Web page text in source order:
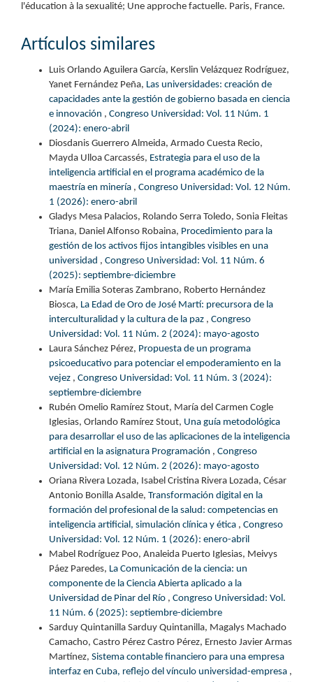
l'éducation à la sexualité; Une approche factuelle. Paris, France.
Artículos similares
Luis Orlando Aguilera García, Kerslin Velázquez Rodríguez,
Yanet Fernández Peña, Las universidades: creación de
capacidades ante la gestión de gobierno basada en ciencia
e innovación , Congreso Universidad: Vol. 11 Núm. 1
(2024): enero-abril
Diosdanis Guerrero Almeida, Armado Cuesta Recio,
Mayda Ulloa Carcassés, Estrategia para el uso de la
inteligencia artificial en el programa académico de la
maestría en minería , Congreso Universidad: Vol. 12 Núm.
1 (2026): enero-abril
Gladys Mesa Palacios, Rolando Serra Toledo, Sonia Fleitas
Triana, Daniel Alfonso Robaina, Procedimiento para la
gestión de los activos fijos intangibles visibles en una
universidad , Congreso Universidad: Vol. 11 Núm. 6
(2025): septiembre-diciembre
María Emilia Soteras Zambrano, Roberto Hernández
Biosca, La Edad de Oro de José Martí: precursora de la
interculturalidad y la cultura de la paz , Congreso
Universidad: Vol. 11 Núm. 2 (2024): mayo-agosto
Laura Sánchez Pérez, Propuesta de un programa
psicoeducativo para potenciar el empoderamiento en la
vejez , Congreso Universidad: Vol. 11 Núm. 3 (2024):
septiembre-diciembre
Rubén Omelio Ramírez Stout, María del Carmen Cogle
Iglesias, Orlando Ramírez Stout, Una guía metodológica
para desarrollar el uso de las aplicaciones de la inteligencia
artificial en la asignatura Programación , Congreso
Universidad: Vol. 12 Núm. 2 (2026): mayo-agosto
Oriana Rivera Lozada, Isabel Cristina Rivera Lozada, César
Antonio Bonilla Asalde, Transformación digital en la
formación del profesional de la salud: competencias en
inteligencia artificial, simulación clínica y ética , Congreso
Universidad: Vol. 12 Núm. 1 (2026): enero-abril
Mabel Rodríguez Poo, Analeida Puerto Iglesias, Meivys
Páez Paredes, La Comunicación de la ciencia: un
componente de la Ciencia Abierta aplicado a la
Universidad de Pinar del Río , Congreso Universidad: Vol.
11 Núm. 6 (2025): septiembre-diciembre
Sarduy Quintanilla Sarduy Quintanilla, Magalys Machado
Camacho, Castro Pérez Castro Pérez, Ernesto Javier Armas
Martínez, Sistema contable financiero para una empresa
interfaz en Cuba, reflejo del vínculo universidad-empresa ,